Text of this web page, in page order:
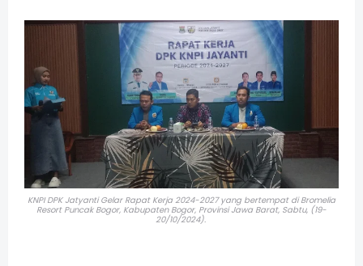
KNPI DPK Jatyanti Gelar Rapat Kerja 2024-2027yang bertempat di Bromelia
Resort Puncak Bogor, Kabupaten Bogor, Provinsi Jawa Barat, Sabtu, (19-
20/10/2024).